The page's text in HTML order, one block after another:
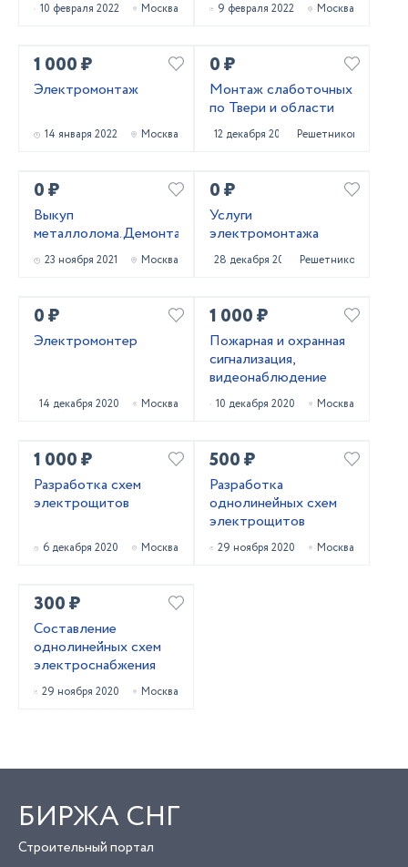
10 февраля 2022 Москва 9 февраля 2022 Москва
1 000 ₽
Электромонтаж
14 января 2022 Москва
0 ₽
Монтаж слаботочных
по Твери и области
12 декабря 2021 Решетниково
0 ₽
Выкуп
металлолома.Демонтаж.
23 ноября 2021 Москва
0 ₽
Услуги
электромонтажа
28 декабря 2020 Решетниково
0 ₽
Электромонтер
14 декабря 2020 Москва
1 000 ₽
Пожарная и охранная
сигнализация,
видеонаблюдение
10 декабря 2020 Москва
1 000 ₽
Разработка схем
электрощитов
6 декабря 2020 Москва
500 ₽
Разработка
однолинейных схем
электрощитов
29 ноября 2020 Москва
300 ₽
Составление
однолинейных схем
электроснабжения
29 ноября 2020 Москва
БИРЖА СНГ
Строительный портал